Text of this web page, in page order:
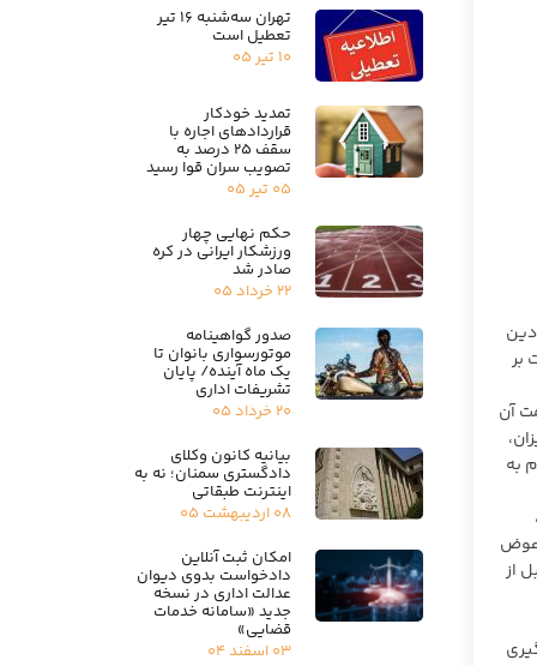
بر
آن
به
عوض
از
تهران سه‌شنبه ۱۶ تیر
تعطیل است
۱۰ تیر ۰۵
تمدید خودکار
قراردادهای اجاره با
سقف ۲۵ درصد به
تصویب سران قوا رسید
۰۵ تیر ۰۵
حکم نهایی چهار
ورزشکار ایرانی در کره
صادر شد
۲۲ خرداد ۰۵
صدور گواهینامه
موتورسواری بانوان تا
یک ماه آینده/ پایان
تشریفات اداری
۲۰ خرداد ۰۵
بیانیه کانون وکلای
دادگستری سمنان؛ نه به
اینترنت طبقاتی
۰۸ اردیبهشت ۰۵
امکان ثبت آنلاین
دادخواست بدوی دیوان
عدالت اداری در نسخه
جدید «سامانه خدمات
قضایی»
۰۳ اسفند ۰۴